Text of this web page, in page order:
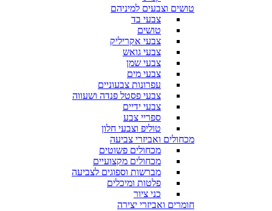
טושים וצבעים למיניהם
צבעי בד
טושים
צבעי אקריליק
צבעי גואש
צבעי שמן
צבעי מים
עפרונות צבעוניים
צבעי פסטל פנדה ושעווה
צבעי ידיים
ספריי צבע
טוליפ וצבעי חלון
מכחולים ואביזרי צביעה
מכחולים פשוטים
מכחולים מקצועיים
מברשות וספוגים לצביעה
פלטות ומיכלים
כני ציור
חומרים ואביזרי יצירה